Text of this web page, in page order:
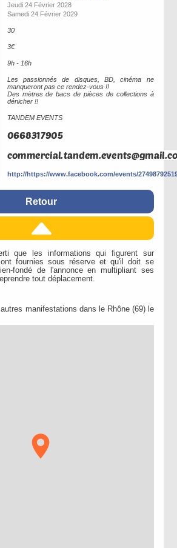
Jeudi 24 Février 2028
Samedi 24 Février 2029
30
3€
9h - 16h
Les passionnés de disques, BD, cinéma ne
manqueront pas ce rendez-vous !!
Des mètres de bacs de pièces de collections à
dénicher !!
TANDEM EVENTS
http://https://www.facebook.com/events/
Retour
que les informations qui figurent sur
fournies sous réserve et qu'il doit se
fondé de l'annonce en multipliant ses
tout déplacement.
manifestations dans le Rhône (69) le